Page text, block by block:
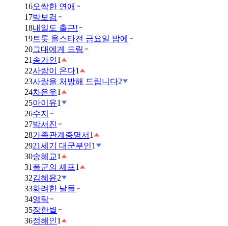
16오싹한 연애
17박보검
18내일도 출근!
19트롯 올스타전 금요일 밤에
20그대에게 드림
21 송가인1
22사랑이 온다1
23사랑을 처방해 드립니다2
24차은우1
25아이유1
26수지
27박서진
28가족관계증명서 1
2921세기 대군부인1
30송혜교1
31 폭군의 셰프1
32김혜윤2
33화려한 날들
34영탁
35장한별
36정해인1